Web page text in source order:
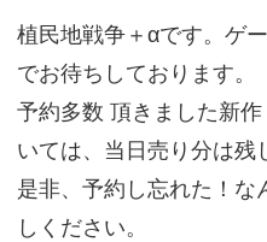
植民地戦争＋αです。ゲ
でお待ちしております。
予約多数 頂きました新
いては、当日売り分は残
是非、予約し忘れた！な
しください。